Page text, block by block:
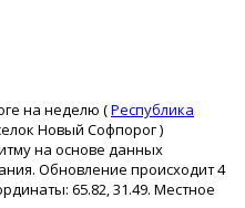
на неделю (Республика
Новый Софпорог)
на основе данных
Обновление происходит 4
65.82, 31.49. Местное